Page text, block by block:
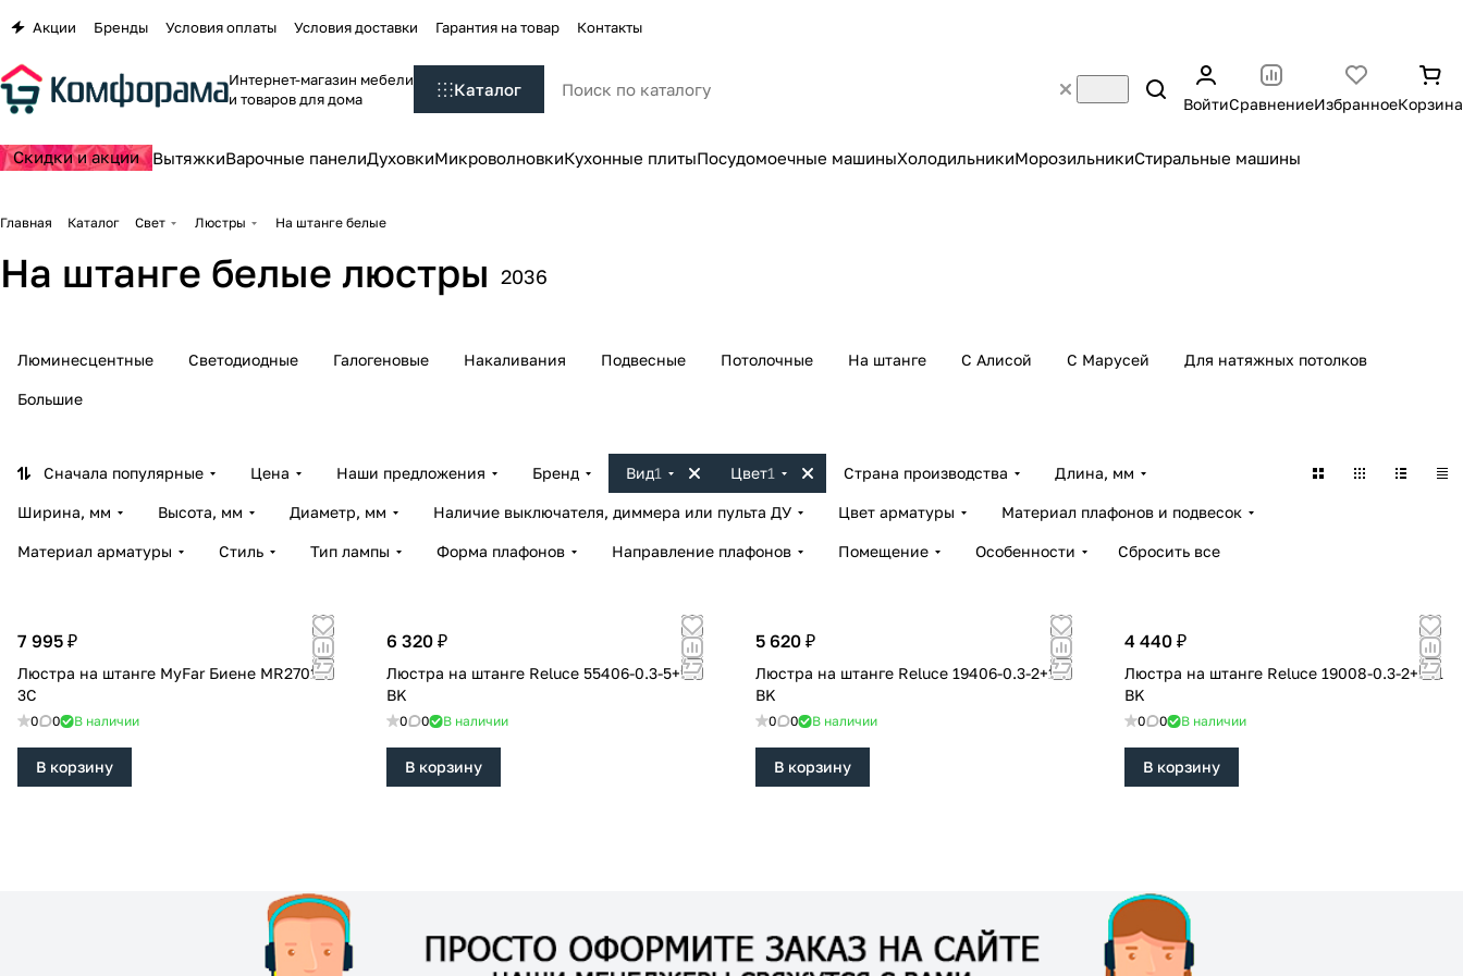
Акции Бренды Условия оплаты Условия доставки Гарантия на товар Контакты
Интернет-магазин мебели
и товаров для дома
Каталог
ВойтиСравнениеИзбранноеКорзина
Скидки и акции ВытяжкиВарочные панелиДуховкиМикроволновкиКухонные плитыПосудомоечные машиныХолодильникиМорозильникиСтиральные машины
Главная Каталог Свет Люстры На штанге белые
На штанге белые люстры 2036
Люминесцентные Светодиодные Галогеновые Накаливания Подвесные Потолочные На штанге С Алисой С Марусей Для натяжных потолков
Большие
Сначала популярные Цена Наши предложения Бренд Вид1 Цвет1 Страна производства Длина, мм
Ширина, мм Высота, мм Диаметр, мм Наличие выключателя, диммера или пульта ДУ Цвет арматуры Материал плафонов и подвесок
Материал арматуры Стиль Тип лампы Форма плафонов Направление плафонов Помещение Особенности Сбросить все
7 995 ₽
Люстра на штанге MyFar Биене MR2701-
3C
0 0 В наличии
В корзину
6 320 ₽
Люстра на штанге Reluce 55406-0.3-5+1
BK
0 0 В наличии
В корзину
5 620 ₽
Люстра на штанге Reluce 19406-0.3-2+1L
BK
0 0 В наличии
В корзину
4 440 ₽
Люстра на штанге Reluce 19008-0.3-2+2+1
BK
0 0 В наличии
В корзину